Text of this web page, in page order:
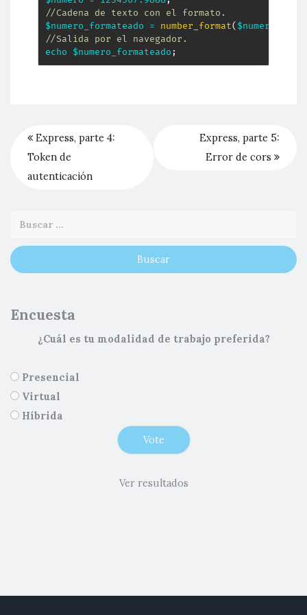
//Cadena de texto con el formato.
$numero_formateado
= number_format($numero
//Salida por el navegador.
echo
$numero_formateado ;
Express, parte 4:
Token de
autenticación
Express, parte 5:
Error de cors
Encuesta
¿Cuál es tu modalidad de trabajo preferida?
Presencial
Virtual
Híbrida
Ver resultados